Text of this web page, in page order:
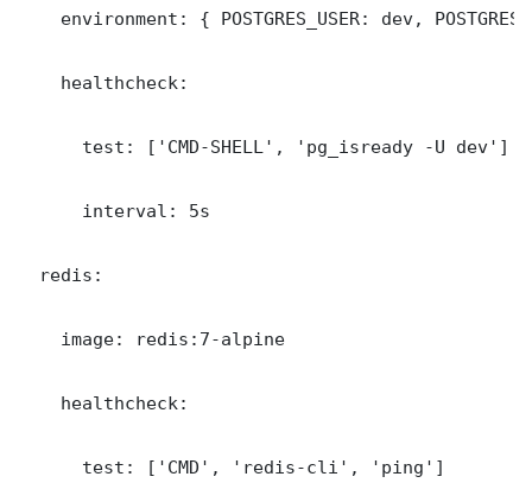
environment: { POSTGRES_USER: dev,
    healthcheck:
      test: ['CMD-SHELL', 'pg_isready -U dev']
      interval: 5s
  redis:
    image: redis:7-alpine
    healthcheck:
      test: ['CMD', 'redis-cli', 'ping']